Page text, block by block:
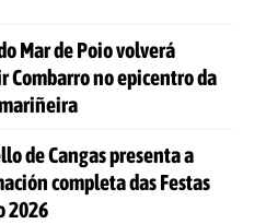
Mar de Poio volverá
Combarro no epicentro da
de Cangas presenta a
completa das Festas
2026